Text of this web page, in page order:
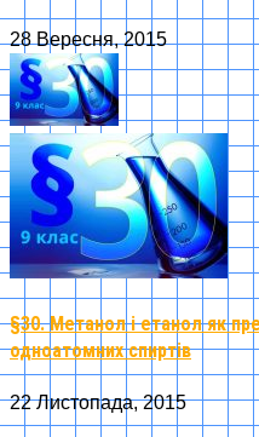
28 Вересня, 2015
§30. Метанол і етанол як
одноатомних спиртів
22 Листопада, 2015